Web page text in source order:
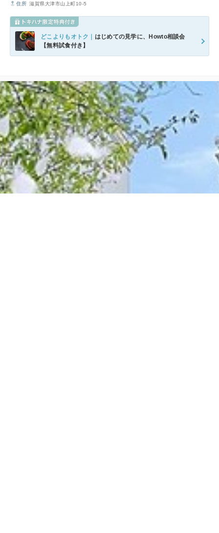
住所 滋賀県大津市山上町10‐5
どこよりもオトク｜ はじめての見学に、Howto相談会
【無料試食付き】